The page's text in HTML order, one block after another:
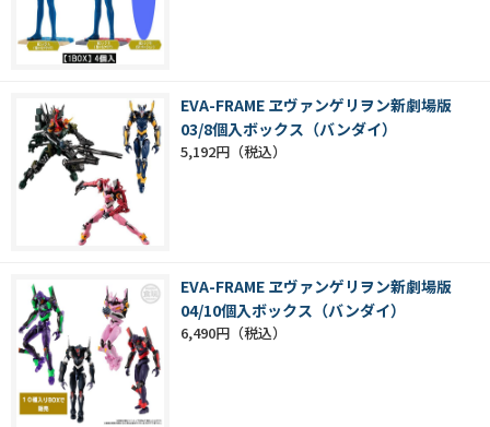
EVA-FRAME ヱヴァンゲリヲン新劇場版
03/8個入ボックス（バンダイ）
5,192円
EVA-FRAME ヱヴァンゲリヲン新劇場版
04/10個入ボックス（バンダイ）
6,490円